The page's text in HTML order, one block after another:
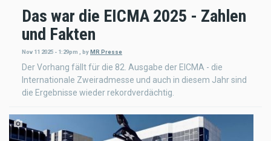
Das war die EICMA 2025 - Zahlen
und Fakten
Nov 11 2025 - 1:29pm , by MR Presse
Der Vorhang fällt für die 82. Ausgabe der EICMA - die
Internationale Zweiradmesse und auch in diesem Jahr sind
die Ergebnisse wieder rekordverdächtig.